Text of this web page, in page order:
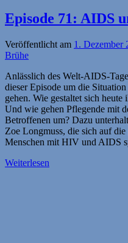
Episode 71: AIDS
Veröffentlicht am 1. Dezember
Brühe
Anlässlich des Welt-AIDS-
dieser Episode um die
gehen. Wie gestaltet sich
Und wie gehen Pflegende mit
Betroffenen um? Dazu
Zoe Longmuss, die sich auf
Menschen mit HIV und AIDS
Weiterlesen